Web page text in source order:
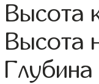
Высота
Высота